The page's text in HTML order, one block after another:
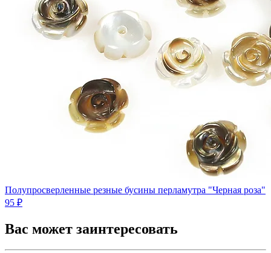
Полупросверленные резные бусины перламутра "Черная роза"
95 ₽
Вас может заинтересовать